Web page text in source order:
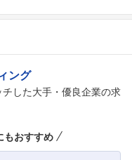
ング
した大手・優良企業の求
もおすすめ